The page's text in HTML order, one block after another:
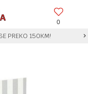
0
PREKO 150KM!